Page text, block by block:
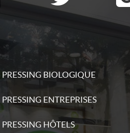
PRESSING BIOLOGIQUE
PRESSING ENTREPRISES
PRESSING HÔTELS